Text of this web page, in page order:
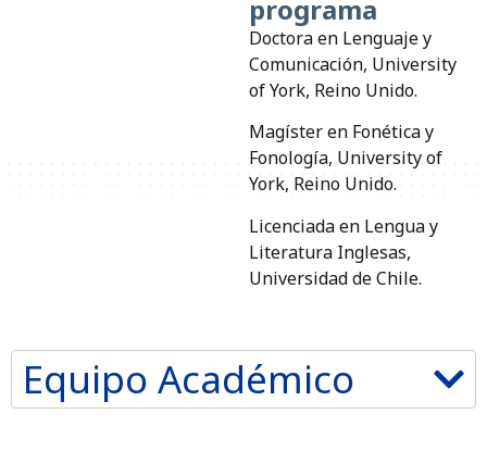
programa
Doctora en Lenguaje y
Comunicación, University
of York, Reino Unido.
Magíster en Fonética y
Fonología, University of
York, Reino Unido.
Licenciada en Lengua y
Literatura Inglesas,
Universidad de Chile.
Equipo Académico